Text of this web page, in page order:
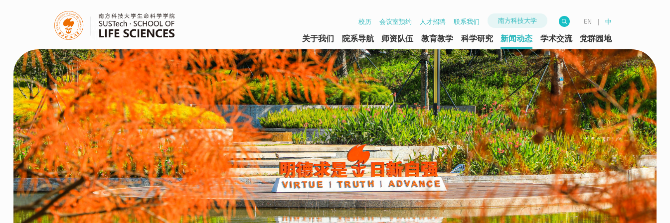
校历 会议室预约 人才招聘 联系我们 南方科技大学 EN | 中
关于我们 院系导航 师资队伍 教育教学 科学研究 新闻动态 学术交流 党群园地